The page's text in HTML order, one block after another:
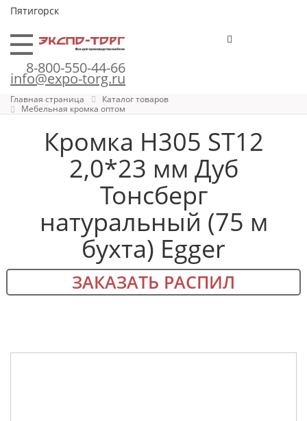
Пятигорск
8-800-550-44-66
info@expo-torg.ru
Главная страница
Каталог товаров
Мебельная кромка оптом
Кромка H305 ST12
2,0*23 мм Дуб
Тонсберг
натуральный (75 м
бухта) Egger
ЗАКАЗАТЬ РАСПИЛ